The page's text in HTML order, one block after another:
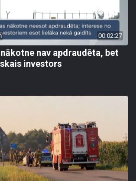
00:02:27
nav apdraudēta, bet
investors